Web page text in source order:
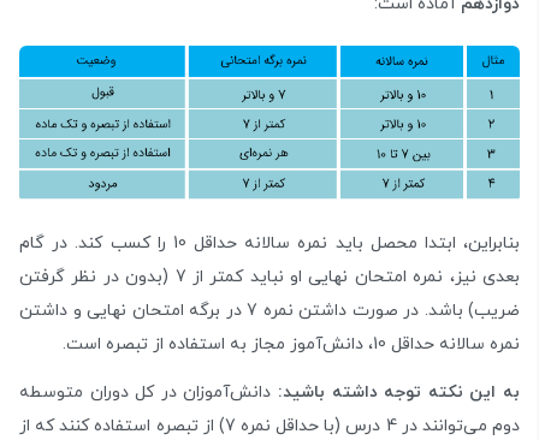
بنابراین، ابتدا محصل باید نمره سالانه حداقل 10 را کسب کند. در گام
بعدی نیز، نمره امتحان نهایی او نباید کمتر از 7 (بدون در نظر گرفتن
ضریب) باشد. در صورت داشتن نمره 7 در برگه امتحان نهایی و داشتن
نمره سالانه حداقل 10، دانش‌آموز مجاز به استفاده از تبصره است.
به این نکته توجه داشته باشید: دانش‌آموزان در کل دوران متوسطه
دوم می‌توانند در 4 درس (با حداقل نمره 7) از تبصره استفاده کنند که از